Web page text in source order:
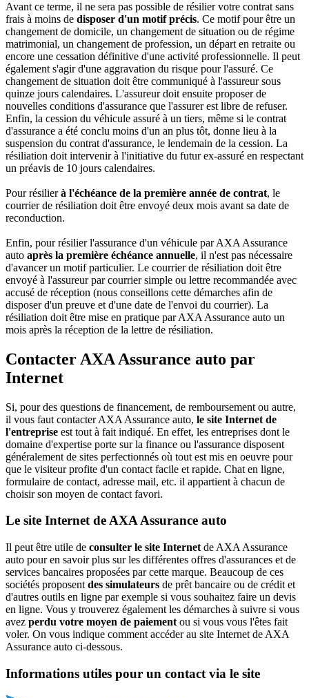
Avant ce terme, il ne sera pas possible de résilier votre contrat sans
frais à moins de disposer d'un motif précis. Ce motif pour être un
changement de domicile, un changement de situation ou de régime
matrimonial, un changement de profession, un départ en retraite ou
encore une cessation définitive d'une activité professionnelle. Il peut
également s'agir d'une aggravation du risque pour l'assuré. Ce
changement de situation doit être communiqué à l'assureur sous
quinze jours calendaires. L'assureur doit ensuite proposer de
nouvelles conditions d'assurance que l'assurer est libre de refuser.
Enfin, la cession du véhicule assuré à un tiers, même si le contrat
d'assurance a été conclu moins d'un an plus tôt, donne lieu à la
suspension du contrat d'assurance, le lendemain de la cession. La
résiliation doit intervenir à l'initiative du futur ex-assuré en respectant
un préavis de 10 jours calendaires.
Pour résilierà l'échéance de la première année de contrat, le
courrier de résiliation doit être envoyé deux mois avant sa date de
reconduction.
Enfin, pour résilier l'assurance d'un véhicule par AXA Assurance
auto après la première échéance annuelle, il n'est pas nécessaire
d'avancer un motif particulier. Le courrier de résiliation doit être
envoyé à l'assureur par courrier simple ou lettre recommandée avec
accusé de réception (nous conseillons cette démarches afin de
disposer d'un preuve et d'une date de l'envoi du courrier). La
résiliation doit être mise en pratique par AXA Assurance auto un
mois après la réception de la lettre de résiliation.
Contacter AXA Assurance auto par
Internet
Si, pour des questions de financement, de remboursement ou autre,
il vous faut contacter AXA Assurance auto, le site Internet de
l'entreprise est tout à fait indiqué. En effet, les entreprises dont le
domaine d'expertise porte sur la finance ou l'assurance disposent
généralement de sites perfectionnés où tout est mis en oeuvre pour
que le visiteur profite d'un contact facile et rapide. Chat en ligne,
formulaire de contact, adresse mail, etc. il appartient à chacun de
choisir son moyen de contact favori.
Le site Internet de AXA Assurance auto
Il peut être utile de consulter le site Internet de AXA Assurance
auto pour en savoir plus sur les différentes offres d'assurances et de
services bancaires proposées par cette marque. Beaucoup de ces
sociétés proposent des simulateurs de prêt bancaire ou de crédit et
d'autres outils en ligne par exemple si vous souhaitez faire un devis
en ligne. Vous y trouverez également les démarches à suivre si vous
avez perdu votre moyen de paiement ou si vous vous l'êtes fait
voler. On vous indique comment accéder au site Internet de AXA
Assurance auto ci-dessous.
Informations utiles pour un contact via le site